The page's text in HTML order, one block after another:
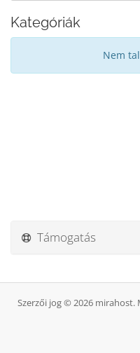
Kategóriák
Nem
Támogatás
Szerzői jog © 2026 mirahost.